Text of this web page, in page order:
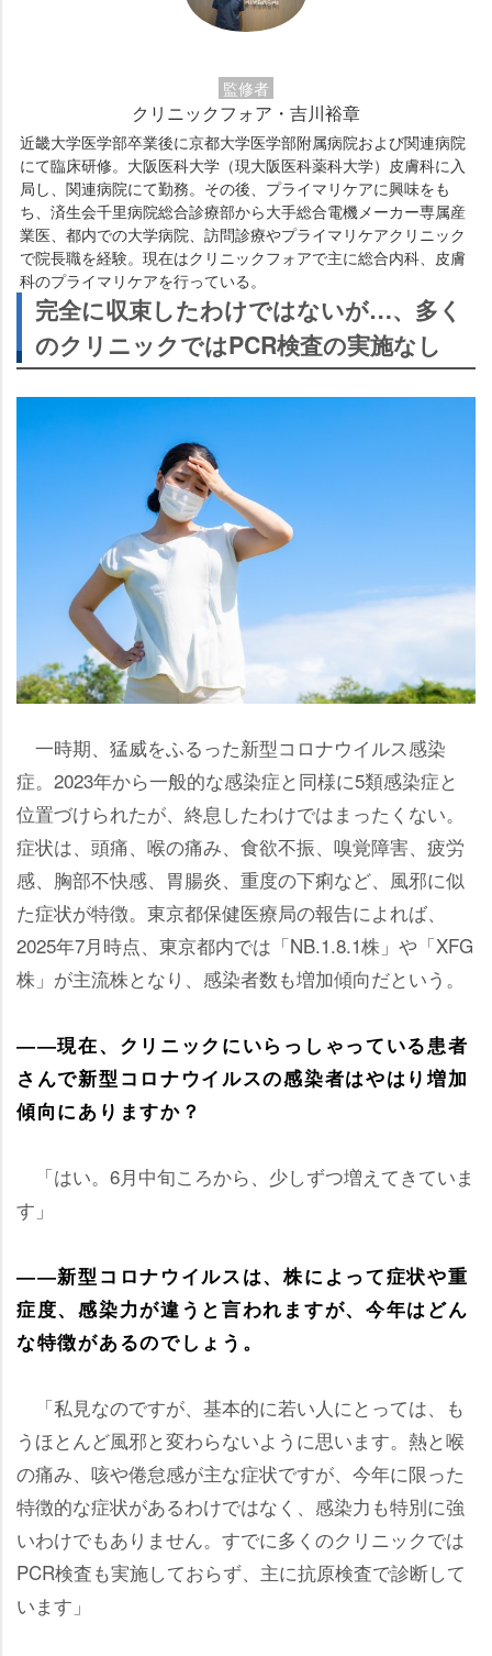
監修者
クリニックフォア・吉川裕章
近畿大学医学部卒業後に京都大学医学部附属病院および関連病院
にて臨床研修。大阪医科大学（現大阪医科薬科大学）皮膚科に入
局し、関連病院にて勤務。その後、プライマリケアに興味をも
ち、済生会千里病院総合診療部から大手総合電機メーカー専属産
業医、都内での大学病院、訪問診療やプライマリケアクリニック
で院長職を経験。現在はクリニックフォアで主に総合内科、皮膚
科のプライマリケアを行っている。
完全に収束したわけではないが…、多く
のクリニックではPCR検査の実施なし
一時期、猛威をふるった新型コロナウイルス感染
症。2023年から一般的な感染症と同様に5類感染症と
位置づけられたが、終息したわけではまったくない。
症状は、頭痛、喉の痛み、食欲不振、嗅覚障害、疲労
感、胸部不快感、胃腸炎、重度の下痢など、風邪に似
た症状が特徴。東京都保健医療局の報告によれば、
2025年7月時点、東京都内では「NB.1.8.1株」や「XFG
株」が主流株となり、感染者数も増加傾向だという。
――現在、クリニックにいらっしゃっている患者
さんで新型コロナウイルスの感染者はやはり増加
傾向にありますか？
「はい。6月中旬ころから、少しずつ増えてきていま
す」
――新型コロナウイルスは、株によって症状や重
症度、感染力が違うと言われますが、今年はどん
な特徴があるのでしょう。
「私見なのですが、基本的に若い人にとっては、も
うほとんど風邪と変わらないように思います。熱と喉
の痛み、咳や倦怠感が主な症状ですが、今年に限った
特徴的な症状があるわけではなく、感染力も特別に強
いわけでもありません。すでに多くのクリニックでは
PCR検査も実施しておらず、主に抗原検査で診断して
います」